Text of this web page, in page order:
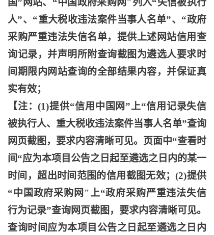
国”网站、“中国政府采购网"列入“失信被执行
人”、“重大税收违法案件当事人名单”、“政府
采购严重违法失信名单，提供上述网站信用查
询记录，并声明所附查询截图为遴选人要求时
间期限内网站查询的全部结果内容，并保证真
实有效；
【注：(1)提供“信用中国网”上“信用记录失信
被执行人、重大税收违法案件当事人名单”查询
网页截图，要求内容清晰可见。页面中“查看时
间“应为本项目公告之日起至遴选之日内的某一
时间，超出时间范围的信用截图无效；(2)提供
“中国政府采购网"上“政府采购严重违法失信
行为记录”查询网页截图，要求内容清晰可见。
查询时间应为本项目公告之日起至遴选之日内